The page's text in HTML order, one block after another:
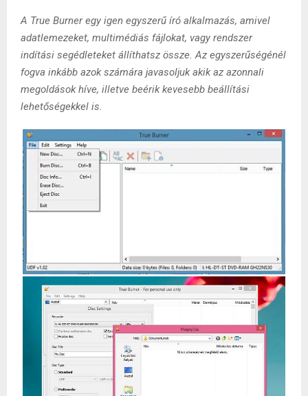
A True Burner egy igen egyszerű író alkalmazás, amivel
adatlemezeket, multimédiás fájlokat, vagy rendszer
indítási segédleteket állíthatsz össze. Az egyszerűségénél
fogva inkább azok számára javasoljuk akik az azonnali
megoldások híve, illetve beérik kevesebb beállítási
lehetőségekkel is.